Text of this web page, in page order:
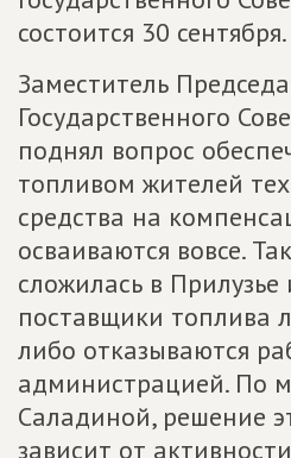
состоится 30 сентября.
Заместитель
Государственного
поднял вопрос
топливом жителей
средства на
осваиваются вовсе.
сложилась в
поставщики топлива
либо отказываются
администрацией. По
Саладиной, решение
зависит от